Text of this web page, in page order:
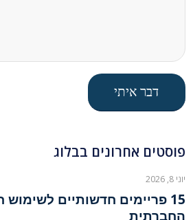
פוסטים אחרונים בבלוג
יוני 8, 2026
15 פריימים חדשותיים
החברתית